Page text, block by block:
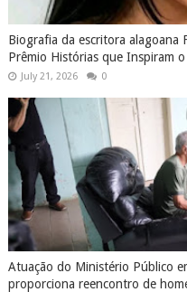
Biografia da escritora alagoana
Prêmio Histórias que Inspiram o
July 21, 2026 0
Atuação do Ministério Público
proporciona reencontro de